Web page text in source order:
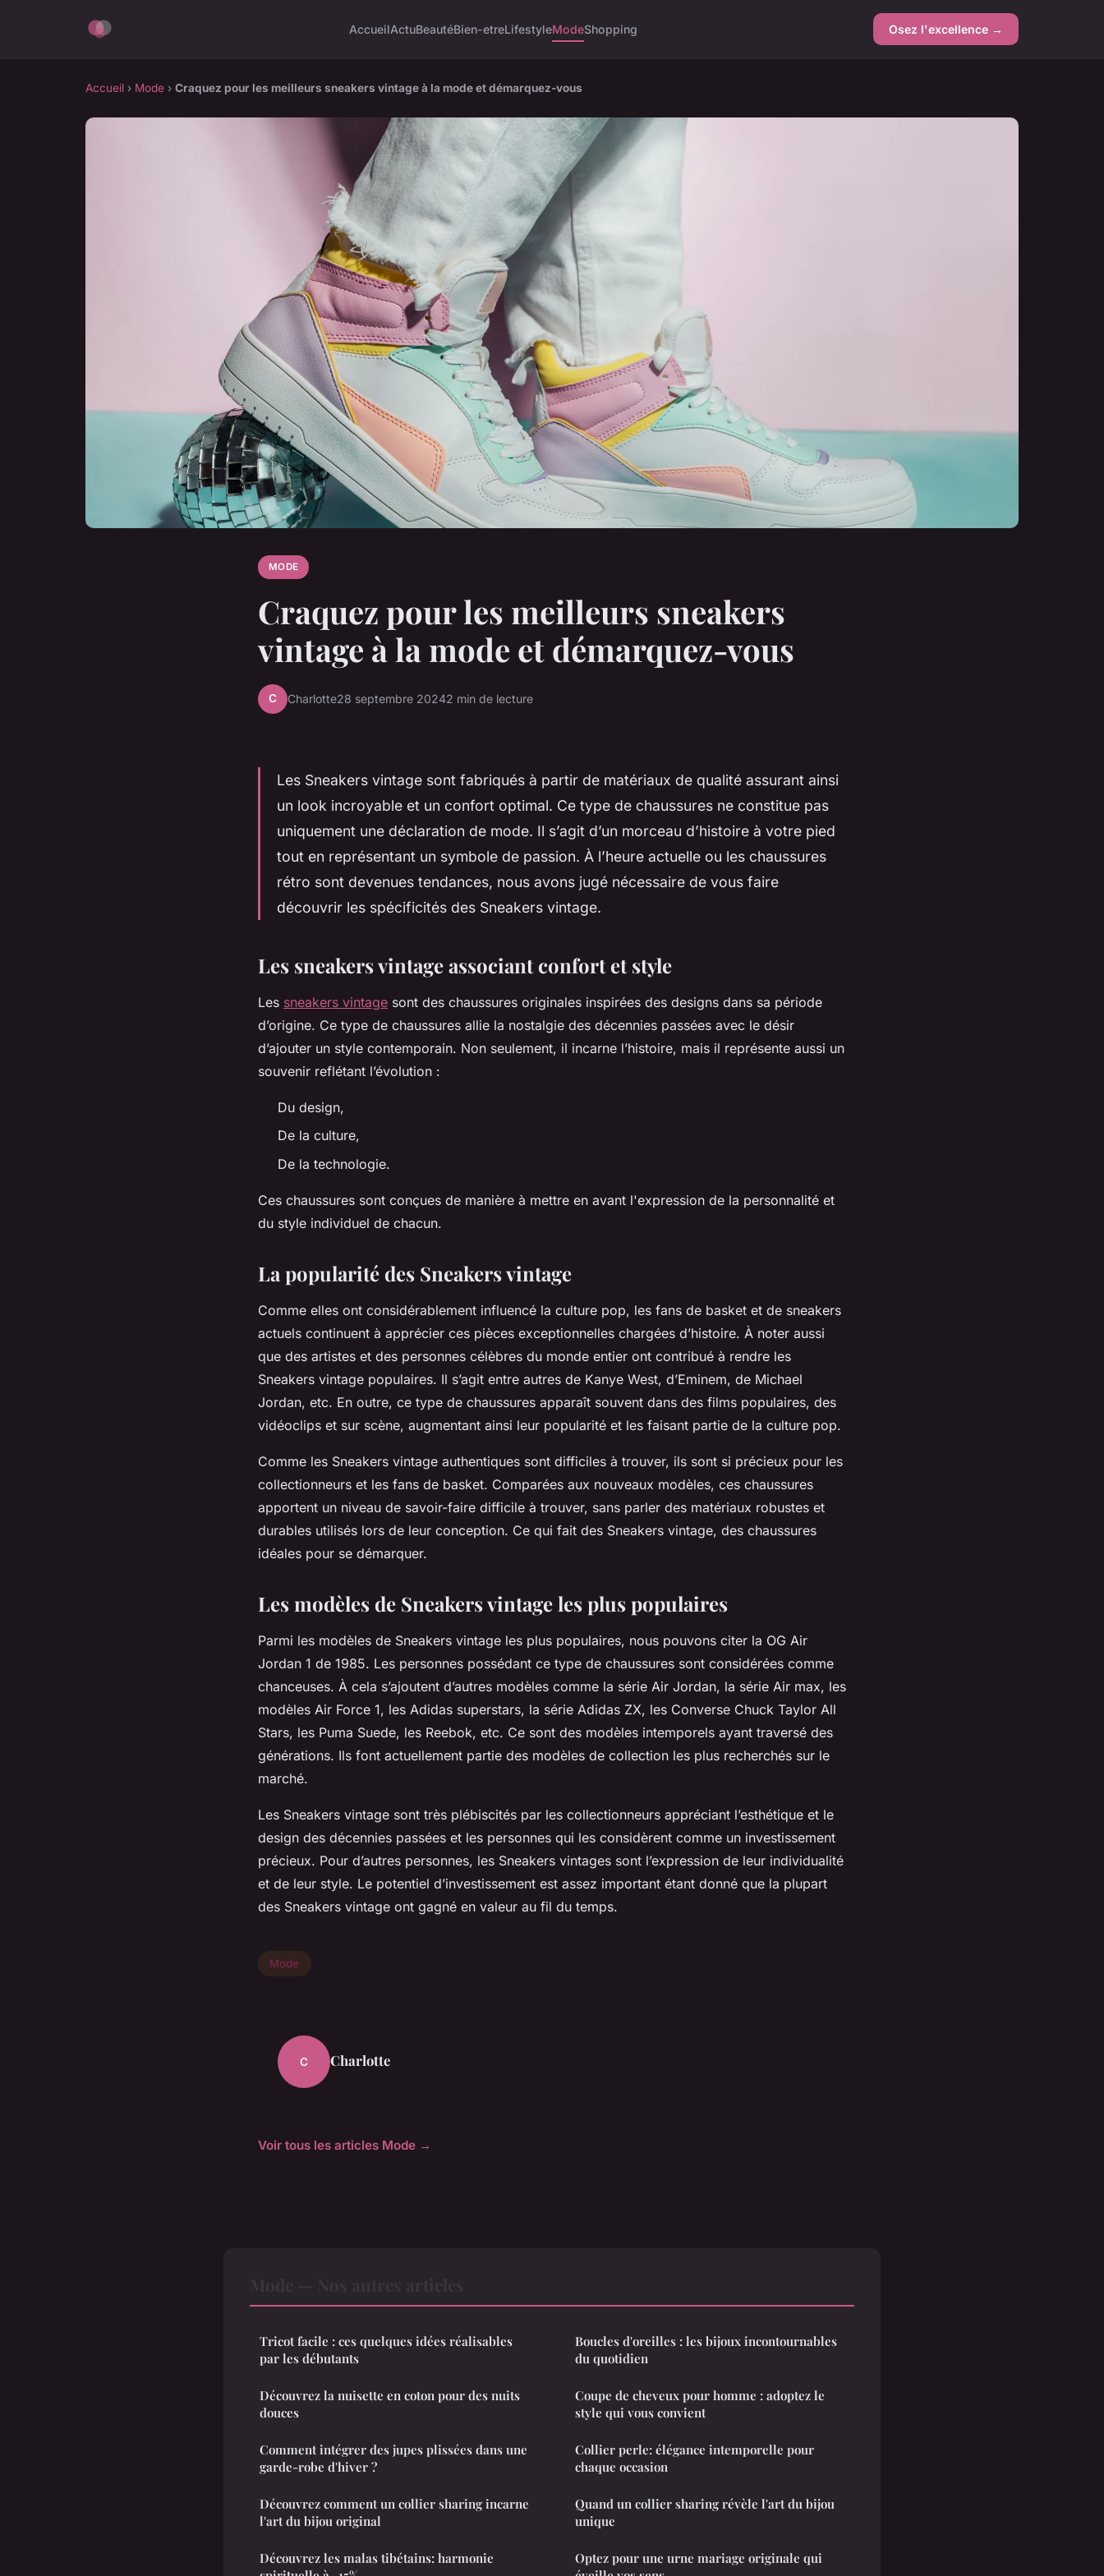
AccueilActuBeautéBien-etreLifestyleModeShopping Osez l'excellence →
Accueil › Mode › Craquez pour les meilleurs sneakers vintage à la mode et démarquez-vous
MODE
Craquez pour les meilleurs sneakers
vintage à la mode et démarquez-vous
C Charlotte28 septembre 20242 min de lecture
Les Sneakers vintage sont fabriqués à partir de matériaux de qualité assurant ainsi
un look incroyable et un confort optimal. Ce type de chaussures ne constitue pas
uniquement une déclaration de mode. Il s’agit d’un morceau d’histoire à votre pied
tout en représentant un symbole de passion. À l’heure actuelle ou les chaussures
rétro sont devenues tendances, nous avons jugé nécessaire de vous faire
découvrir les spécificités des Sneakers vintage.
Les sneakers vintage associant confort et style
Les sneakers vintage sont des chaussures originales inspirées des designs dans sa période
d’origine. Ce type de chaussures allie la nostalgie des décennies passées avec le désir
d’ajouter un style contemporain. Non seulement, il incarne l’histoire, mais il représente aussi un
souvenir reflétant l’évolution :
Du design,
De la culture,
De la technologie.
Ces chaussures sont conçues de manière à mettre en avant l'expression de la personnalité et
du style individuel de chacun.
La popularité des Sneakers vintage
Comme elles ont considérablement influencé la culture pop, les fans de basket et de sneakers
actuels continuent à apprécier ces pièces exceptionnelles chargées d’histoire. À noter aussi
que des artistes et des personnes célèbres du monde entier ont contribué à rendre les
Sneakers vintage populaires. Il s’agit entre autres de Kanye West, d’Eminem, de Michael
Jordan, etc. En outre, ce type de chaussures apparaît souvent dans des films populaires, des
vidéoclips et sur scène, augmentant ainsi leur popularité et les faisant partie de la culture pop.
Comme les Sneakers vintage authentiques sont difficiles à trouver, ils sont si précieux pour les
collectionneurs et les fans de basket. Comparées aux nouveaux modèles, ces chaussures
apportent un niveau de savoir-faire difficile à trouver, sans parler des matériaux robustes et
durables utilisés lors de leur conception. Ce qui fait des Sneakers vintage, des chaussures
idéales pour se démarquer.
Les modèles de Sneakers vintage les plus populaires
Parmi les modèles de Sneakers vintage les plus populaires, nous pouvons citer la OG Air
Jordan 1 de 1985. Les personnes possédant ce type de chaussures sont considérées comme
chanceuses. À cela s’ajoutent d’autres modèles comme la série Air Jordan, la série Air max, les
modèles Air Force 1, les Adidas superstars, la série Adidas ZX, les Converse Chuck Taylor All
Stars, les Puma Suede, les Reebok, etc. Ce sont des modèles intemporels ayant traversé des
générations. Ils font actuellement partie des modèles de collection les plus recherchés sur le
marché.
Les Sneakers vintage sont très plébiscités par les collectionneurs appréciant l’esthétique et le
design des décennies passées et les personnes qui les considèrent comme un investissement
précieux. Pour d’autres personnes, les Sneakers vintages sont l’expression de leur individualité
et de leur style. Le potentiel d’investissement est assez important étant donné que la plupart
des Sneakers vintage ont gagné en valeur au fil du temps.
Mode
C Charlotte
Voir tous les articles Mode →
Tricot facile : ces quelques idées réalisables
par les débutants
Découvrez la nuisette en coton pour des nuits
douces
Comment intégrer des jupes plissées dans une
garde-robe d'hiver ?
Découvrez comment un collier sharing incarne
l'art du bijou original
Découvrez les malas tibétains: harmonie
Boucles d'oreilles : les bijoux incontournables
du quotidien
Coupe de cheveux pour homme : adoptez le
style qui vous convient
Collier perle: élégance intemporelle pour
chaque occasion
Quand un collier sharing révèle l'art du bijou
unique
Optez pour une urne mariage originale qui